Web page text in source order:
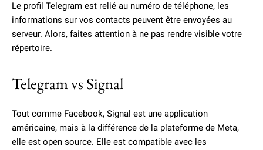
Le profil Telegram est relié au numéro de téléphone, les
informations sur vos contacts peuvent être envoyées au
serveur. Alors, faites attention à ne pas rendre visible votre
répertoire.
Telegram vs Signal
Tout comme Facebook, Signal est une application
américaine, mais à la différence de la plateforme de Meta,
elle est open source. Elle est compatible avec les